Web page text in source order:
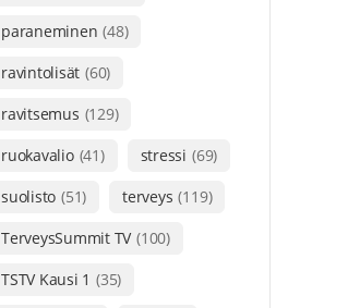
paraneminen (48)
ravintolisät (60)
ravitsemus (129)
ruokavalio (41) stressi (69)
suolisto (51) terveys (119)
TerveysSummit TV (100)
TSTV Kausi 1 (35)